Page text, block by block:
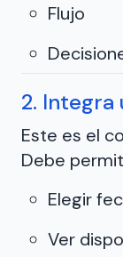
Flujo
2.
Este es el
Debe
Elegir
Ver